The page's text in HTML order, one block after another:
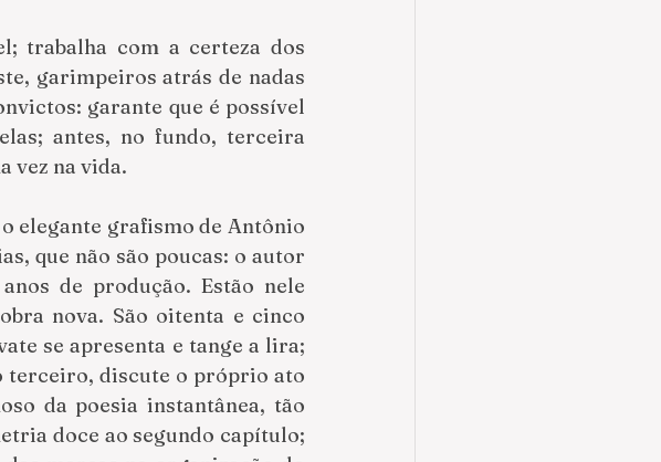
trabalha com a certeza dos
garimpeiros atrás de nadas
garante que é possível
antes, no fundo, terceira
vez na vida.
elegante grafismo de Antônio
que não são poucas: o autor
de produção. Estão nele
nova. São oitenta e cinco
se apresenta e tange a lira;
terceiro, discute o próprio ato
da poesia instantânea, tão
doce ao segundo capítulo;